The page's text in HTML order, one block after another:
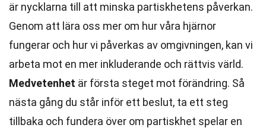
är nycklarna till att minska partiskhetens påverkan.
Genom att lära oss mer om hur våra hjärnor
fungerar och hur vi påverkas av omgivningen, kan vi
arbeta mot en mer inkluderande och rättvis värld.
Medvetenhet är första steget mot förändring. Så
nästa gång du står inför ett beslut, ta ett steg
tillbaka och fundera över om partiskhet spelar en